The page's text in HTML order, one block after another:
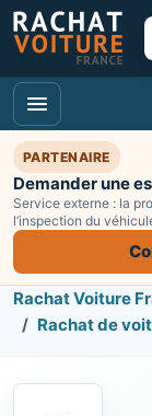
PARTENAIRE
Demander une
Service externe : la
l’inspection du
Rachat Voiture
Rachat de